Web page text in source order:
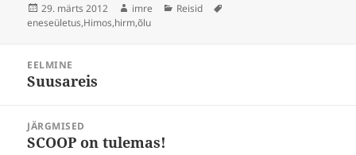
Postitatud
29. märts 2012 Autor
imre Rubriigid
Reisid
eneseületus,Himos,hirm,õlu
EELMINE
Eelmine
Suusareis
JÄRGMISED
Järgmine
SCOOP on tulemas!